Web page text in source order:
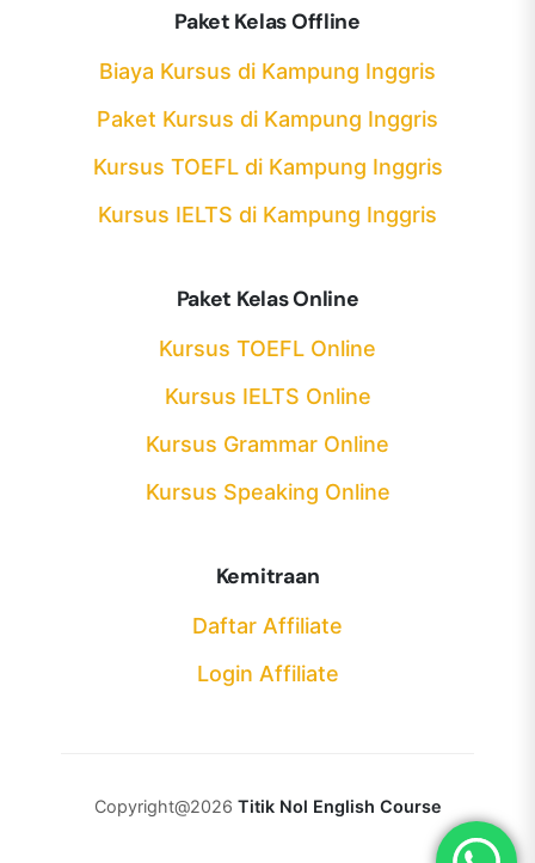
Paket Kelas Offline
Biaya Kursus di Kampung Inggris
Paket Kursus di Kampung Inggris
Kursus TOEFL di Kampung Inggris
Kursus IELTS di Kampung Inggris
Paket Kelas Online
Kursus TOEFL Online
Kursus IELTS Online
Kursus Grammar Online
Kursus Speaking Online
Kemitraan
Daftar Affiliate
Login Affiliate
Copyright@2026 Titik Nol English Course